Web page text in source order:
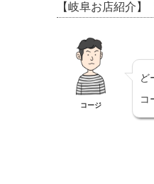
【岐阜お店紹介】
コージ
ど
コ